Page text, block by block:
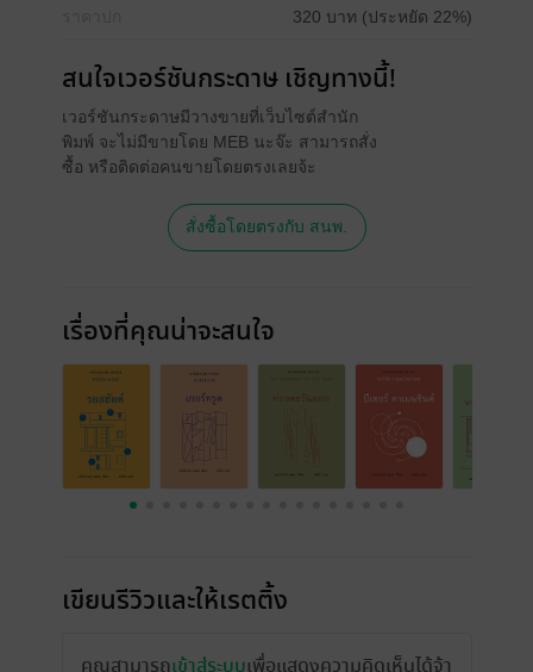
320 บาท (ประหยัด 22%)
สนใจเวอร์ชันกระดาษ เชิญทางนี้!
เวอร์ชันกระดาษมีวางขายที่เว็บไซต์สำนัก
พิมพ์ จะไม่มีขายโดย MEB นะจ๊ะ สามารถสั่ง
ซื้อ หรือติดต่อคนขายโดยตรงเลยจ้ะ
สั่งซื้อโดยตรงกับ สนพ.
เรื่องที่คุณน่าจะสนใจ
เขียนรีวิวและให้เรตติ้ง
คุณสามารถเข้าสู่ระบบเพื่อแสดงความคิดเห็นได้จ้า